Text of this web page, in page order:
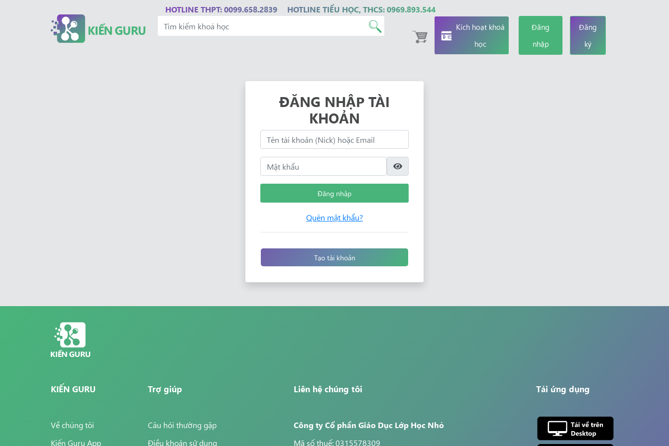
HOTLINE THPT: 0099.658.2839 HOTLINE TIỂU HỌC, THCS: 0969.893.544
Kích hoạt khoá
học
Đăng
nhập
Đăng
ký
ĐĂNG NHẬP TÀI
KHOẢN
Đăng nhập
Quên mật khẩu?
Tạo tài khoản
KIẾN GURU
Về chúng tôi
Kiến Guru App
Trợ giúp
Câu hỏi thường gặp
Điều khoản sử dụng
Liên hệ chúng tôi
Công ty Cổ phần Giáo Dục Lớp Học Nhỏ
Mã số thuế: 0315578309
Tải ứng dụng